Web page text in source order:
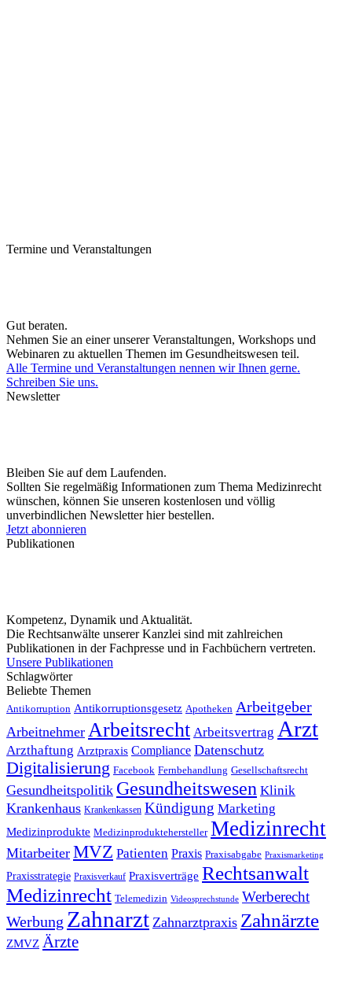
Termine und Veranstaltungen
Gut beraten.
Nehmen Sie an einer unserer Veranstaltungen, Workshops und
Webinaren zu aktuellen Themen im Gesundheitswesen teil.
Alle Termine und Veranstaltungen nennen wir Ihnen gerne.
Schreiben Sie uns.
Newsletter
Bleiben Sie auf dem Laufenden.
Sollten Sie regelmäßig Informationen zum Thema Medizinrecht
wünschen, können Sie unseren kostenlosen und völlig
unverbindlichen Newsletter hier bestellen.
Jetzt abonnieren
Publikationen
Kompetenz, Dynamik und Aktualität.
Die Rechtsanwälte unserer Kanzlei sind mit zahlreichen
Publikationen in der Fachpresse und in Fachbüchern vertreten.
Unsere Publikationen
Schlagwörter
Beliebte Themen
Antikorruption Antikorruptionsgesetz Apotheken Arbeitgeber
Arbeitnehmer Arbeitsrecht Arbeitsvertrag Arzt
Arzthaftung Arztpraxis Compliance Datenschutz
Digitalisierung Facebook Fernbehandlung Gesellschaftsrecht
Gesundheitspolitik Gesundheitswesen Klinik
Krankenhaus Krankenkassen Kündigung Marketing
Medizinprodukte Medizinproduktehersteller Medizinrecht
Mitarbeiter MVZ Patienten Praxis Praxisabgabe Praxismarketing
Praxisstrategie Praxisverkauf Praxisverträge Rechtsanwalt
Medizinrecht Telemedizin Videosprechstunde Werberecht
Werbung Zahnarzt Zahnarztpraxis Zahnärzte
ZMVZ Ärzte